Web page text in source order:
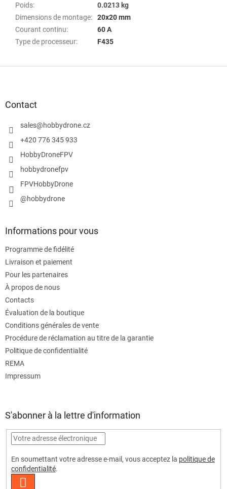
Poids:
0.0213 kg
Dimensions de montage:
20x20 mm
Courant continu:
60 A
Type de processeur: F435
Contact
sales@hobbydrone.cz
+420 776 345 933
HobbyDroneFPV
hobbydronefpv
FPVHobbyDrone
@hobbydrone
Informations pour vous
Programme de fidélité
Livraison et paiement
Pour les partenaires
À propos de nous
Contacts
Évaluation de la boutique
Conditions générales de vente
Procédure de réclamation au titre de la garantie
Politique de confidentialité
REMA
Impressum
S'abonner à la lettre d'information
En soumettant votre adresse e-mail, vous acceptez la politique de
confidentialité.